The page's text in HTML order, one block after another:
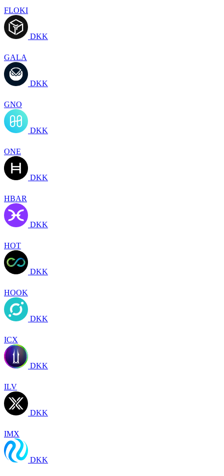
FLOKI
DKK
GALA
DKK
GNO
DKK
ONE
DKK
HBAR
DKK
HOT
DKK
HOOK
DKK
ICX
DKK
ILV
DKK
IMX
DKK